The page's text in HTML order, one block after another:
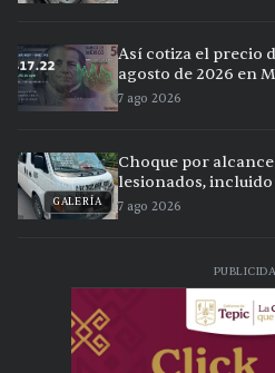
Así cotiza el precio
agosto de 2026 en
7 ago 2026
GALERÍA
Choque por
lesionados,
7 ago 2026